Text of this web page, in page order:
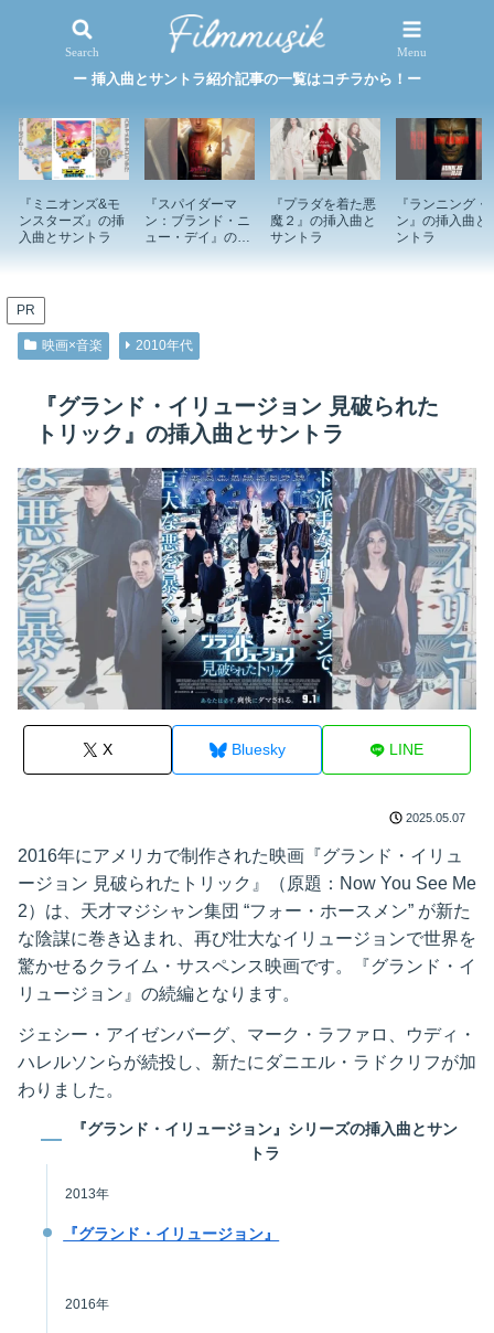
映画×音楽 特集記事
ー 挿入曲とサントラ紹介記事の一覧はコチラから！ー
『ミニオンズ&モ
ンスターズ』の挿
入曲とサントラ
『スパイダーマ
ン：ブランド・ニ
ュー・デイ』の挿
『プラダを着た悪
魔２』の挿入曲と
サントラ
『ランニング・
ン』の挿入曲と
ントラ
PR
映画×音楽 2010年代
『グランド・イリュージョン 見破られた
トリック』の挿入曲とサントラ
X Bluesky LINE
2025.05.07
2016年にアメリカで制作された映画『グランド・イリュ
ージョン 見破られたトリック』（原題：Now You See Me
2）は、天才マジシャン集団 “フォー・ホースメン” が新た
な陰謀に巻き込まれ、再び壮大なイリュージョンで世界を
驚かせるクライム・サスペンス映画です。『グランド・イ
リュージョン』の続編となります。
ジェシー・アイゼンバーグ、マーク・ラファロ、ウディ・
ハレルソンらが続投し、新たにダニエル・ラドクリフが加
わりました。
『グランド・イリュージョン』シリーズの挿入曲とサン
トラ
2013年
『グランド・イリュージョン』
2016年
Search Menu